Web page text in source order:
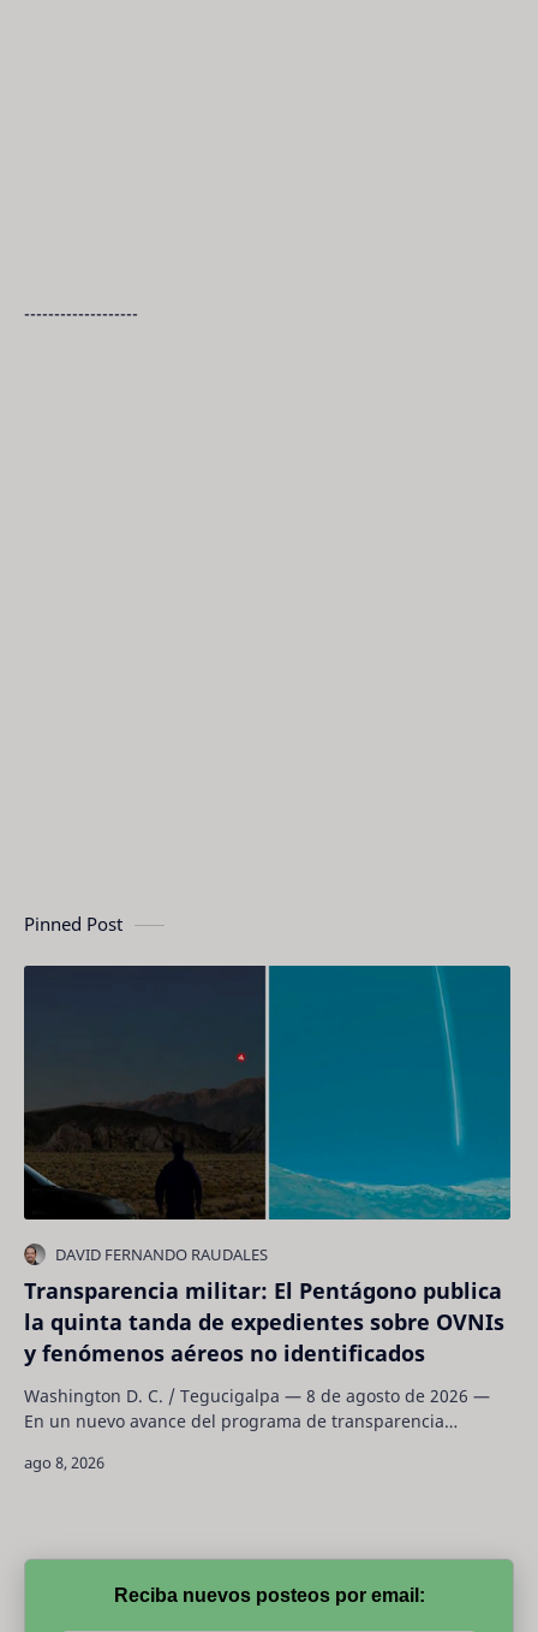
-------------------
Pinned Post
Transparencia militar: El Pentágono publica
la quinta tanda de expedientes sobre OVNIs
y fenómenos aéreos no identificados
Washington D. C. / Tegucigalpa — 8 de agosto de 2026 —
En un nuevo avance del programa de transparencia
Reciba nuevos posteos por email: